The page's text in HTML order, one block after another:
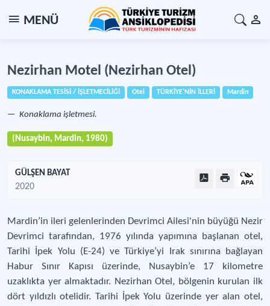
MENÜ
Nezirhan Motel (Nezirhan Otel)
KONAKLAMA TESİSİ / İŞLETMECİLİĞİ Otel TÜRKİYE'NİN İLLERİ Mardin
Konaklama işletmesi.
(Nusaybin, Mardin, 1980)
GÜLŞEN BAYAT
2020
Mardin’in ileri gelenlerinden Devrimci Ailesi'nin büyüğü Nezir
Devrimci tarafından, 1976 yılında yapımına başlanan otel,
Tarihi İpek Yolu (E-24) ve Türkiye’yi Irak sınırına bağlayan
Habur Sınır Kapısı üzerinde, Nusaybin’e 17 kilometre
uzaklıkta yer almaktadır. Nezirhan Otel, bölgenin kurulan ilk
dört yıldızlı otelidir. Tarihi İpek Yolu üzerinde yer alan otel,